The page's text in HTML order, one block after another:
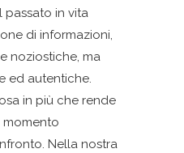
in vita
di informazioni,
noziostiche, ma
ed autentiche.
in più che rende
momento
Nella nostra